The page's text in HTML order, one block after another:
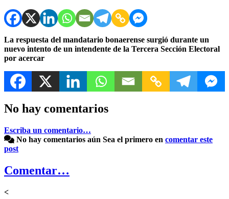
La respuesta del mandatario bonaerense surgió durante un
nuevo intento de un intendente de la Tercera Sección Electoral
por acercar
No hay comentarios
Escriba un comentario…
No hay comentarios aún Sea el primero en comentar este
post
Comentar…
<